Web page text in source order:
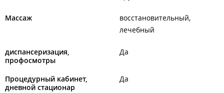
Массаж
восстановительный
лечебный
диспансеризация,
профосмотры
Да
Процедурный кабинет,
дневной стационар
Да